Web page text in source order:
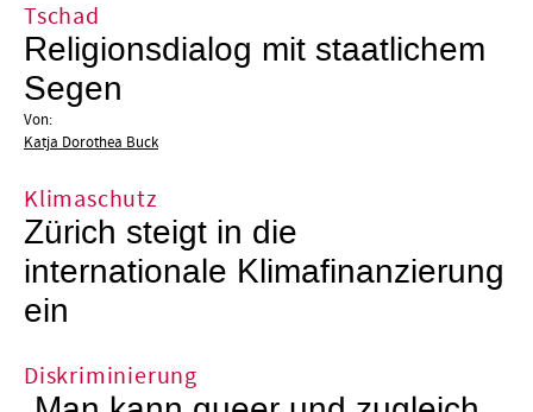
Tschad
Religionsdialog mit staatlichem
Segen
Von:
Katja Dorothea Buck
Klimaschutz
Zürich steigt in die
internationale Klimafinanzierung
ein
Diskriminierung